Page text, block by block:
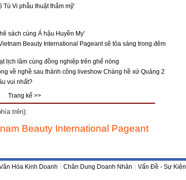
Tú Vi phẫu thuật thẩm mỹ'
sách cùng Á hậu Huyền My'
Beauty International Pageant sẽ tỏa sáng trong đêm
lịch lãm cùng đồng nghiệp trên ghế nóng
về nghề sau thành công liveshow Chàng hề xứ Quảng 2
vui nhất?
Trang kế >>
trên):
Beauty International Pageant
Hóa Kinh Doanh Chân Dung Doanh Nhân Vấn Đề - Sự Kiện